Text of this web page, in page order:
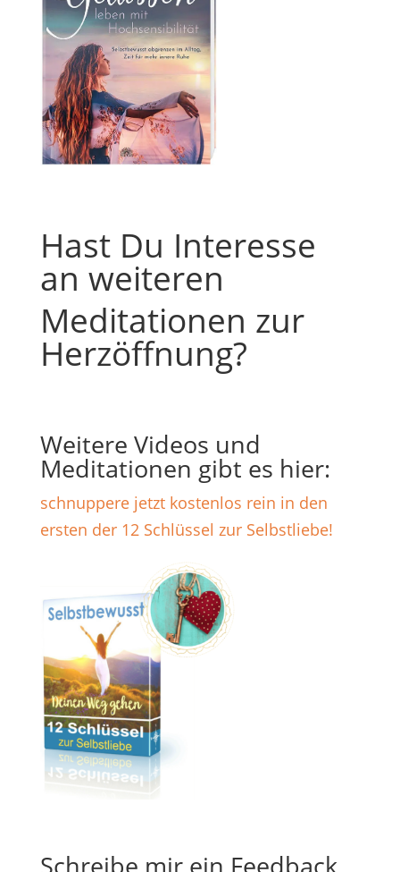
Hast Du Interesse
an weiteren
Meditationen zur
Herzöffnung?
Weitere Videos und
Meditationen gibt es hier:
schnuppere jetzt kostenlos rein in den
ersten der 12 Schlüssel zur Selbstliebe!
Schreibe mir ein Feedback